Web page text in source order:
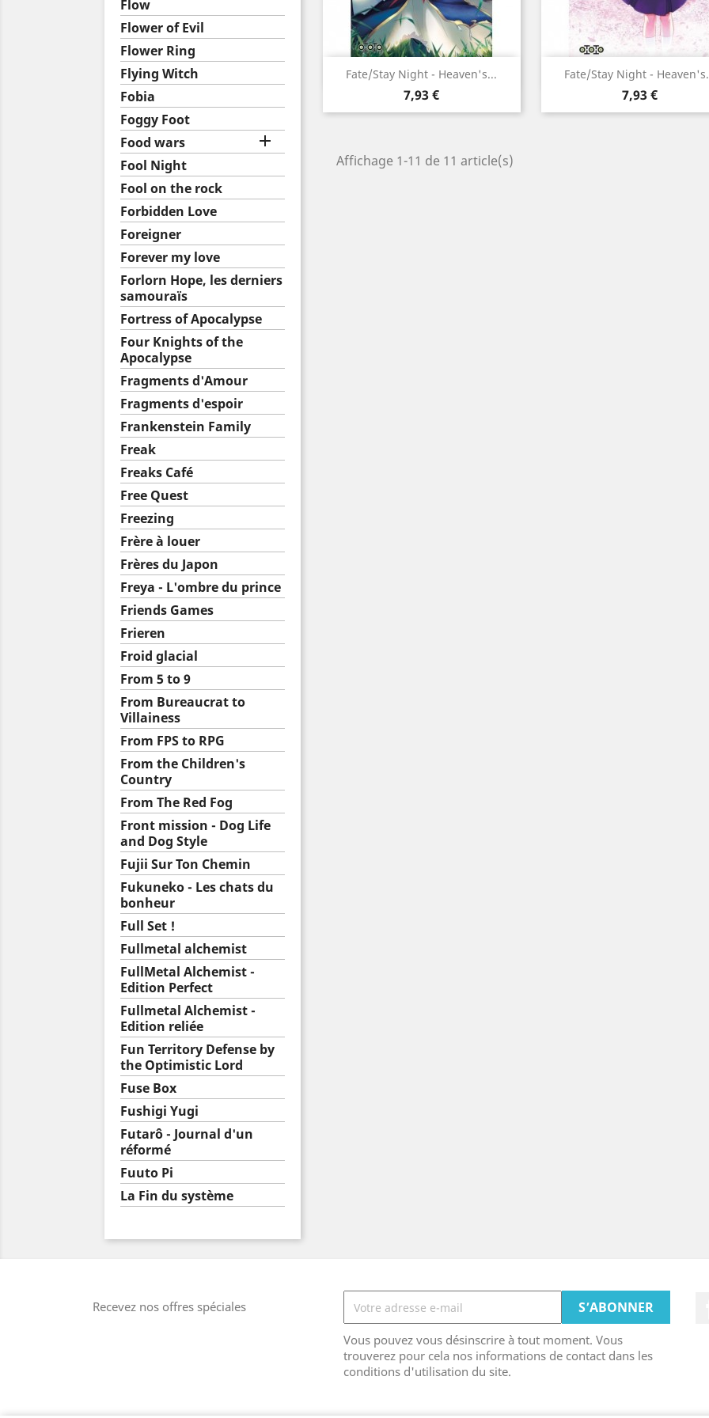
Flow
Flower of Evil
Flower Ring
Flying Witch
Fobia
Foggy Foot
Food wars

Fool Night
Fool on the rock
Forbidden Love
Foreigner
Forever my love
Forlorn Hope, les derniers
samouraïs
Fortress of Apocalypse
Four Knights of the
Apocalypse
Fragments d'Amour
Fragments d'espoir
Frankenstein Family
Freak
Freaks Café
Free Quest
Freezing
Frère à louer
Frères du Japon
Freya - L'ombre du prince
Friends Games
Frieren
Froid glacial
From 5 to 9
From Bureaucrat to
Villainess
From FPS to RPG
From the Children's
Country
From The Red Fog
Front mission - Dog Life
and Dog Style
Fujii Sur Ton Chemin
Fukuneko - Les chats du
bonheur
Full Set !
Fullmetal alchemist
FullMetal Alchemist -
Edition Perfect
Fullmetal Alchemist -
Edition reliée
Fun Territory Defense by
the Optimistic Lord
Fuse Box
Fushigi Yugi
Futarô - Journal d'un
réformé
Fuuto Pi
La Fin du système
Fate/Stay Night - Heaven's...
Prix
7,93 €
Aperçu rapide Fate/Stay Night -
Prix
7,93 €
Aperçu rapide
Affichage 1-11 de 11 article(s)
Recevez nos offres spéciales
Vous pouvez vous désinscrire à tout moment. Vous
trouverez pour cela nos informations de contact dans les
conditions d'utilisation du site.